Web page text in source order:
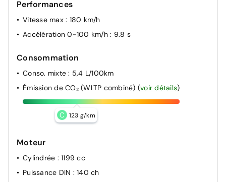
Performances
Vitesse max : 180 km/h
Accélération 0-100 km/h : 9.8 s
Consommation
Conso. mixte: 5,4 L/100km
Émission de CO₂ (WLTP combiné) (voir détails)
C 123 g/km
Moteur
Cylindrée : 1199 cc
Puissance DIN : 140 ch